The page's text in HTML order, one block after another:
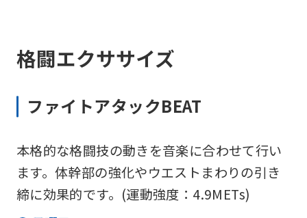
格闘エクササイズ
ファイトアタックBEAT
本格的な格闘技の動きを音楽に合わせて行い
ます。体幹部の強化やウエストまわりの引き
締に効果的です。(運動強度：4.9METs)